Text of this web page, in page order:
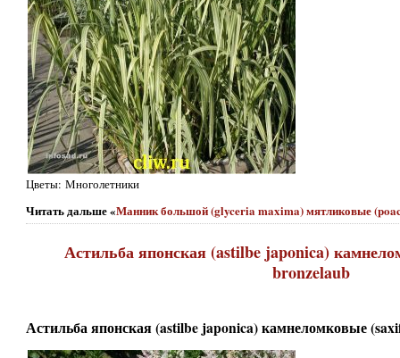
Цветы: Многолетники
Читать дальше «Манник большой (glyceria maxima) мятликовые
Астильба японская (astilbe japonica)
bronzelaub
Астильба японская (astilbe japonica) камнеломковые